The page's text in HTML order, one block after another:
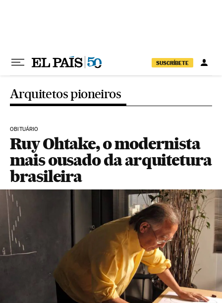
SUSCRÍBETE
Arquitetos pioneiros
OBITUÁRIO
Ruy Ohtake, o modernista
mais ousado da arquitetura
brasileira